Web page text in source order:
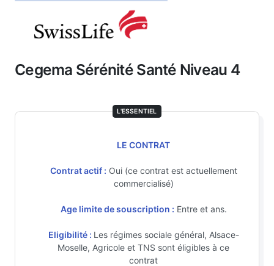
Cegema Sérénité Santé Niveau 4
L'ESSENTIEL
LE CONTRAT
Contrat actif : Oui (ce contrat est actuellement
commercialisé)
Age limite de souscription : Entre et ans.
Eligibilité : Les régimes sociale général, Alsace-
Moselle, Agricole et TNS sont éligibles à ce
contrat